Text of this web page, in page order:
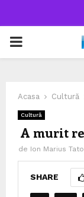
PRIMARY
Acasa Cultură
Cultură
A murit
de Ion Marius
SHARE